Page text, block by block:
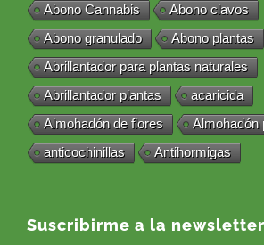
Abono Cannabis
Abono clavos
Abono granulado
Abono plantas
Abrillantador para plantas naturales
Abrillantador plantas
acaricida
Almohadón de flores
Almohadón
anticochinillas
Antihormigas
Suscribirme a la newsletter